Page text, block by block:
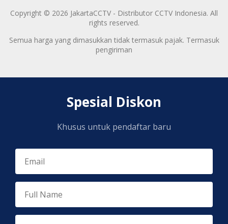
Copyright © 2026 JakartaCCTV - Distributor CCTV Indonesia. All
rights reserved.
Semua harga yang dimasukkan tidak termasuk pajak. Termasuk
pengiriman
Spesial Diskon
Khusus untuk pendaftar baru